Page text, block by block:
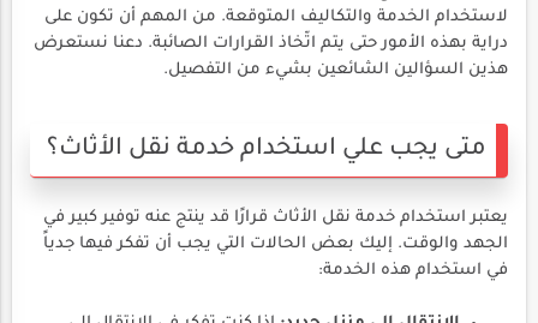
لاستخدام الخدمة والتكاليف المتوقعة. من المهم أن تكون على
دراية بهذه الأمور حتى يتم اتّخاذ القرارات الصائبة. دعنا نستعرض
هذين السؤالين الشائعين بشيء من التفصيل.
متى يجب علي استخدام خدمة نقل الأثاث؟
يعتبر استخدام خدمة نقل الأثاث قرارًا قد ينتج عنه توفير كبير في
الجهد والوقت. إليك بعض الحالات التي يجب أن تفكر فيها جدياً
في استخدام هذه الخدمة: